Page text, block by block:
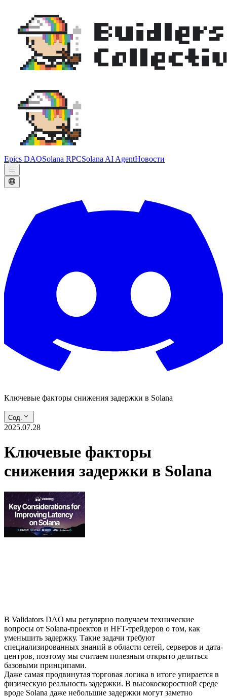
Epics DAOSolana RPCSolana AI AgentНовости
Ключевые факторы снижения задержки в Solana
Сод.
2025.07.28
Ключевые факторы
снижения задержки в Solana
В Validators DAO мы регулярно получаем технические
вопросы от Solana-проектов и HFT-трейдеров о том, как
уменьшить задержку. Такие задачи требуют
специализированных знаний в области сетей, серверов и дата-
центров, поэтому мы считаем полезным открыто делиться
базовыми принципами.
Даже самая продвинутая торговая логика в итоге упирается в
физическую реальность задержки. В высокоскоростной среде
вроде Solana даже небольшие задержки могут заметно